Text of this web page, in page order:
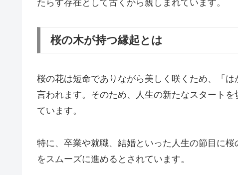
たらす存在として古くから親しまれています。
桜の木が持つ縁起とは
桜の花は短命でありながら美しく咲くため、「
言われます。そのため、人生の新たなスタート
ています。
特に、卒業や就職、結婚といった人生の節目に
をスムーズに進めるとされています。